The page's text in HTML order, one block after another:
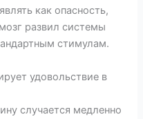
как опасность,
развил системы
стимулам.
удовольствие в
случается медленно